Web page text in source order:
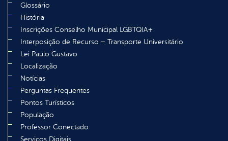
Glossário
História
Inscrições Conselho Municipal LGBTQIA+
Interposição de Recurso – Transporte Universitário
Lei Paulo Gustavo
Localização
Notícias
Perguntas Frequentes
Pontos Turísticos
População
Professor Conectado
Serviços Digitais